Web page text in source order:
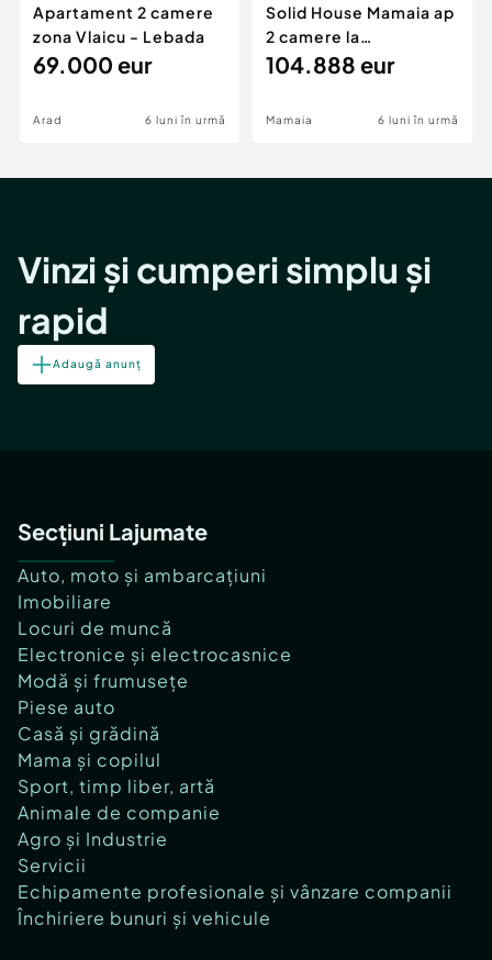
Apartament 2 camere
zona Vlaicu - Lebada
69.000 eur
Arad 6 luni în urmă
Solid House Mamaia ap
2 camere la
cheie,langa Mega
104.888 eur
Mamaia 6 luni în urmă
Vinzi și cumperi simplu și
rapid
Adaugă anunț
Secțiuni Lajumate
Auto, moto și ambarcațiuni
Imobiliare
Locuri de muncă
Electronice și electrocasnice
Modă și frumusețe
Piese auto
Casă și grădină
Mama și copilul
Sport, timp liber, artă
Animale de companie
Agro și Industrie
Servicii
Echipamente profesionale și vânzare companii
Închiriere bunuri și vehicule